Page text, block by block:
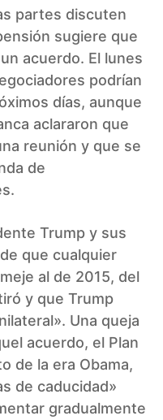
partes discuten
sugiere que
acuerdo. El lunes
podrían
días, aunque
aclararon que
reunión y que se
de
Trump y sus
que cualquier
al de 2015, del
y que Trump
Una queja
acuerdo, el Plan
de la era Obama,
de caducidad»
gradualmente